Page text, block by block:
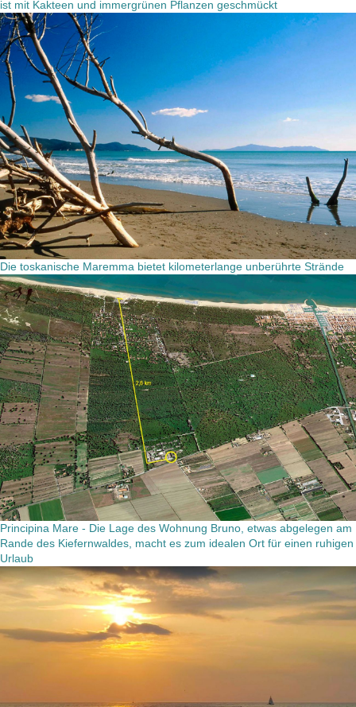
ist mit Kakteen und immergrünen Pflanzen geschmückt
Die toskanische Maremma bietet kilometerlange unberührte Strände
Principina Mare - Die Lage des Wohnung Bruno, etwas abgelegen am
Rande des Kiefernwaldes, macht es zum idealen Ort für einen ruhigen
Urlaub